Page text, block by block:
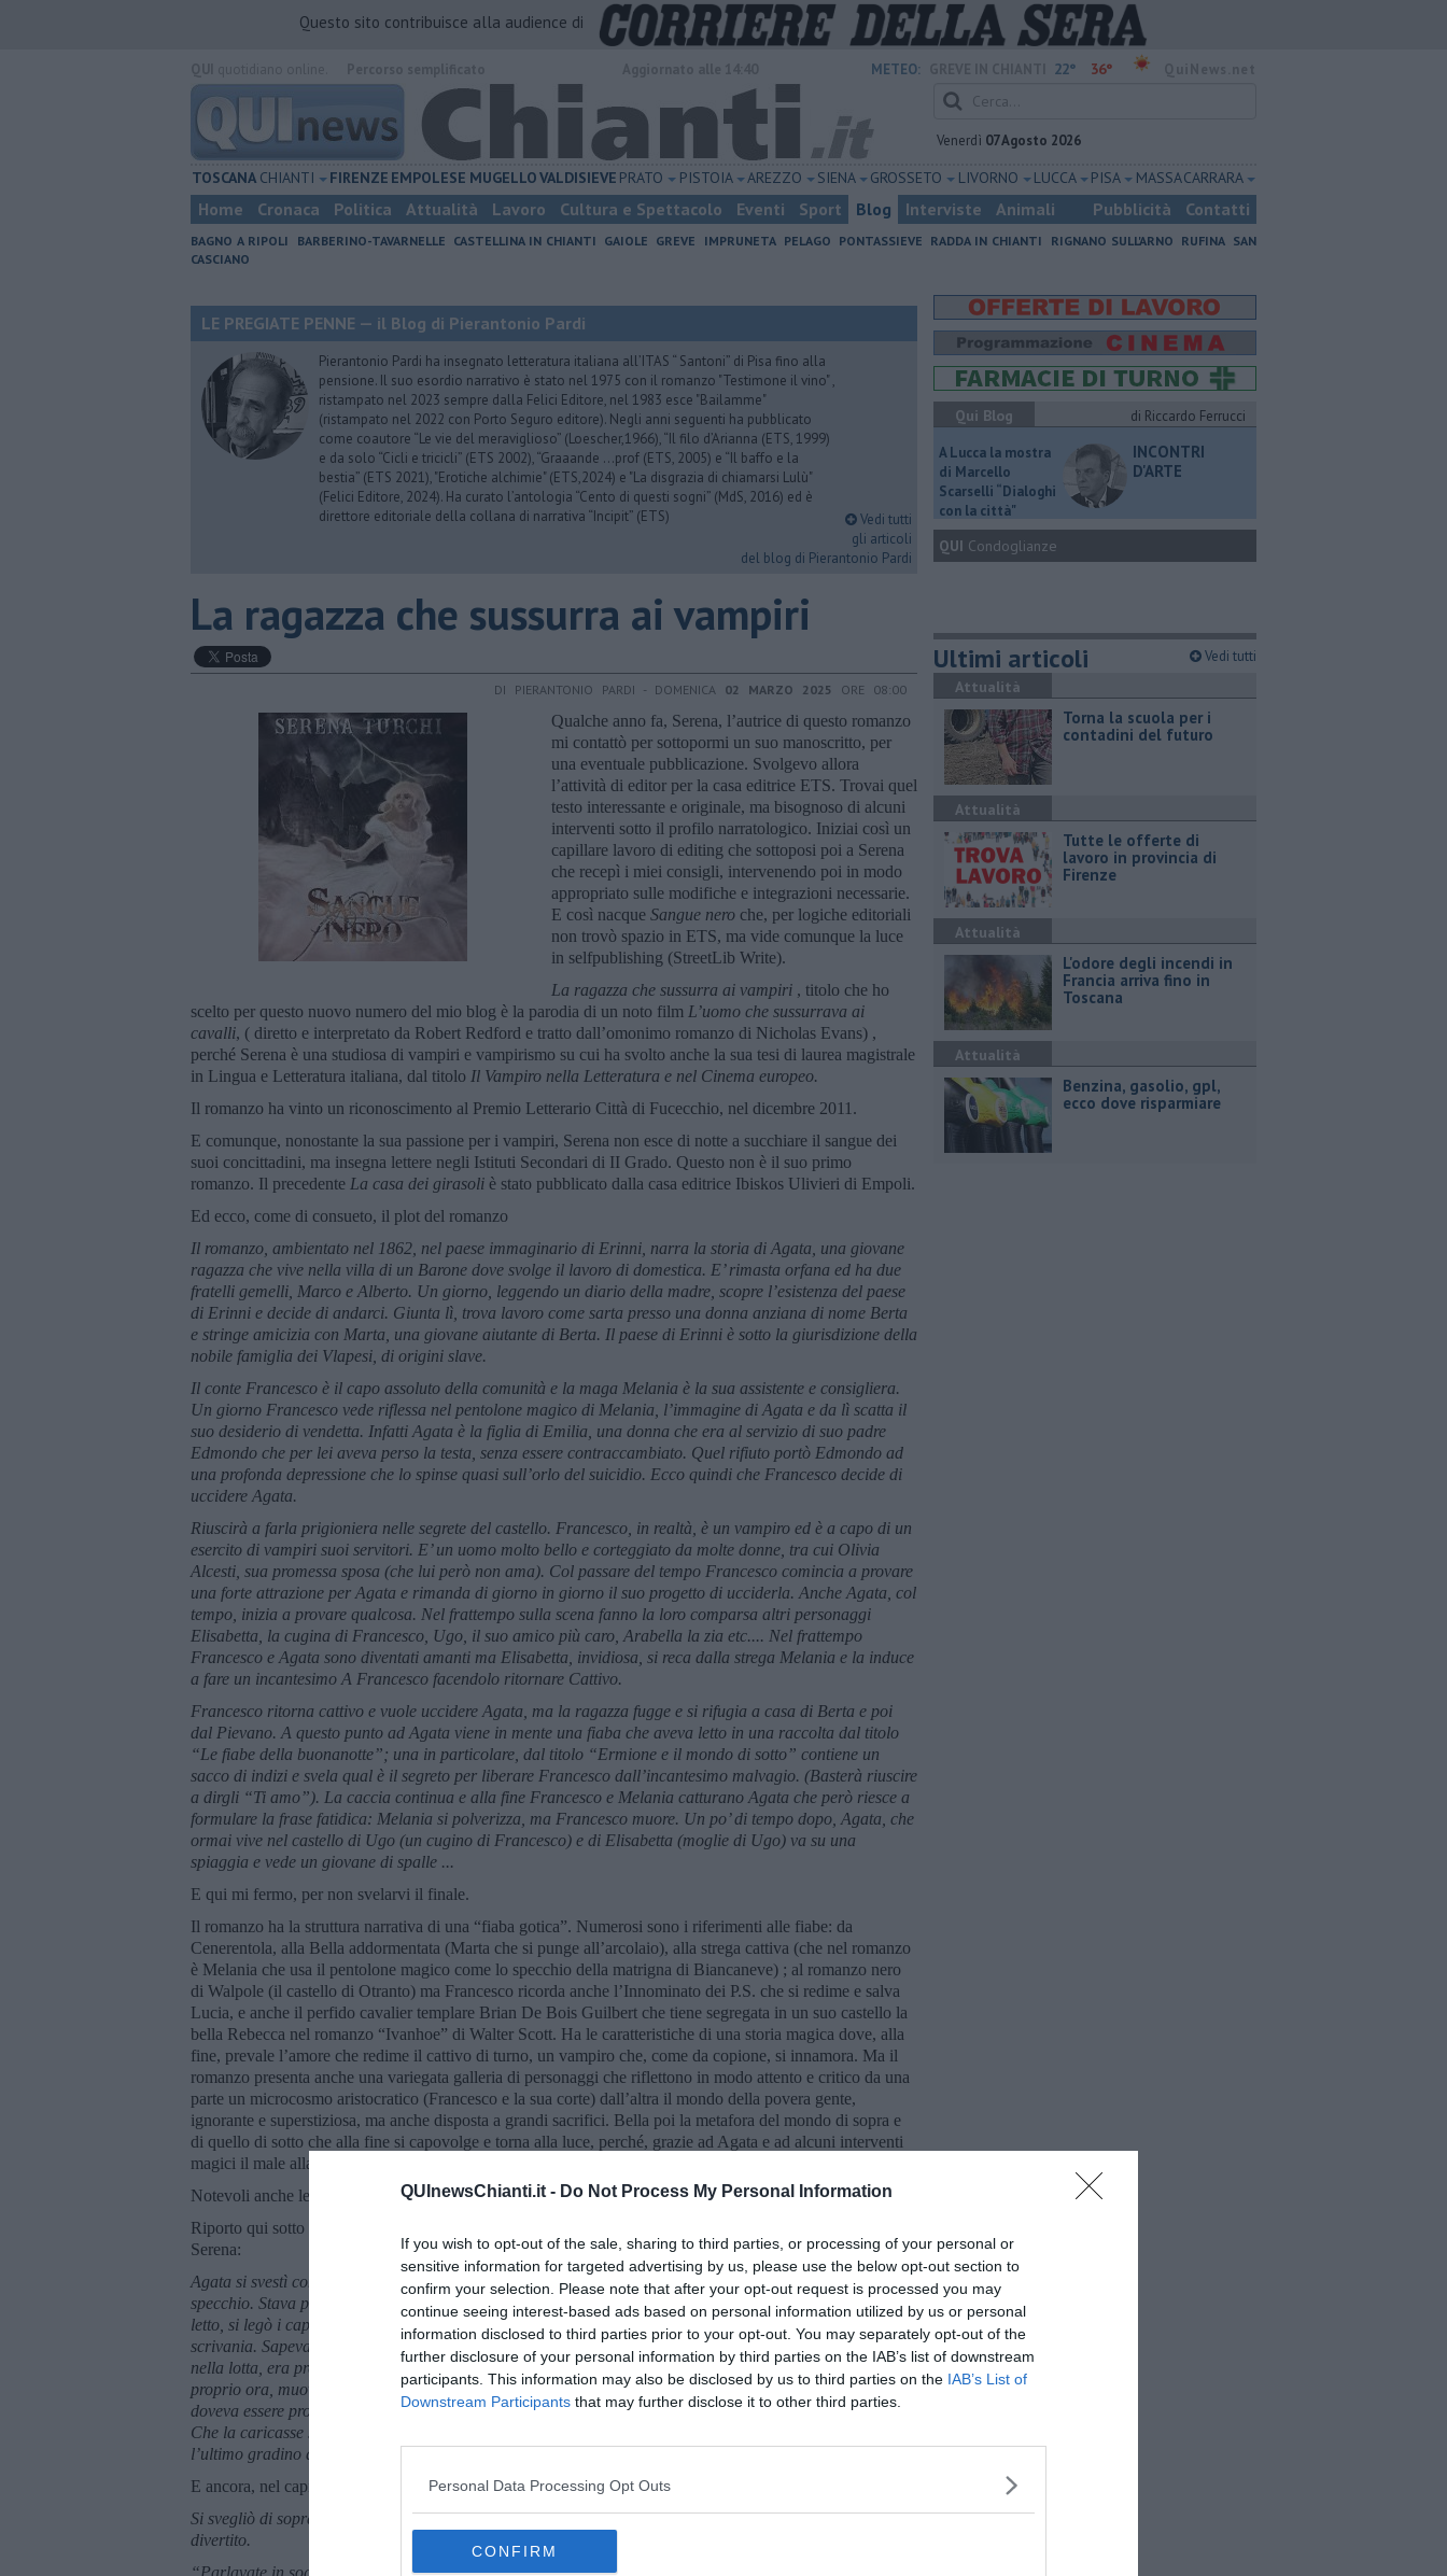
QUInewsChianti.it - Do Not Process My Personal Information
If you wish to opt-out of the sale, sharing to third parties, or processing of your personal or
sensitive information for targeted advertising by us, please use the below opt-out section to
confirm your selection. Please note that after your opt-out request is processed you may
continue seeing interest-based ads based on personal information utilized by us or personal
information disclosed to third parties prior to your opt-out. You may separately opt-out of the
further disclosure of your personal information by third parties on the IAB’s list of downstream
participants. This information may also be disclosed by us to third parties on the IAB’s List of
Downstream Participants that may further disclose it to other third parties.
Personal Data Processing Opt Outs
CONFIRM
Questo sito contribuisce alla audience di
METEO: 22° 36°
Venerdì 07 Agosto 2026
TOSCANA CHIANTI FIRENZE EMPOLESE MUGELLOVALDISIEVE PRATO PISTOIA AREZZO SIENA GROSSETO LIVORNO LUCCA PISA MASSA CARRARA
Home Cronaca Politica Attualità Lavoro Cultura e Spettacolo Eventi Sport Blog Interviste Animali Pubblicità Contatti
BAGNO A RIPOLI BARBERINO-TAVARNELLE CASTELLINA IN CHIANTI GAIOLE GREVE IMPRUNETA PELAGO PONTASSIEVE RADDA IN CHIANTI RIGNANO SULL'ARNO RUFINA SAN
CASCIANO
LE PREGIATE PENNE — il Blog di Pierantonio Pardi
Pierantonio Pardi ha insegnato letteratura italiana all’ITAS “ Santoni” di Pisa fino alla
pensione. Il suo esordio narrativo è stato nel 1975 con il romanzo "Testimone il vino" ,
ristampato nel 2023 sempre dalla Felici Editore, nel 1983 esce "Bailamme"
(ristampato nel 2022 con Porto Seguro editore). Negli anni seguenti ha pubblicato
come coautore “Le vie del meraviglioso” (Loescher,1966), “Il filo d’Arianna (ETS, 1999)
e da solo “Cicli e tricicli” (ETS 2002), “Graaande …prof (ETS, 2005) e “Il baffo e la
bestia” (ETS 2021), "Erotiche alchimie" (ETS,2024) e "La disgrazia di chiamarsi Lulù"
(Felici Editore, 2024). Ha curato l’antologia “Cento di questi sogni” (MdS, 2016) ed è
direttore editoriale della collana di narrativa “Incipit” (ETS)
Vedi tutti
gli articoli
del blog di Pierantonio Pardi
​La ragazza che sussurra ai vampiri
DI PIERANTONIO PARDI - DOMENICA 02 MARZO 2025 ORE 08:00
Qualche anno fa, Serena, l’autrice di questo romanzo
mi contattò per sottopormi un suo manoscritto, per
una eventuale pubblicazione. Svolgevo allora
l’attività di editor per la casa editrice ETS. Trovai quel
testo interessante e originale, ma bisognoso di alcuni
interventi sotto il profilo narratologico. Iniziai così un
capillare lavoro di editing che sottoposi poi a Serena
che recepì i miei consigli, intervenendo poi in modo
appropriato sulle modifiche e integrazioni necessarie.
E così nacque Sangue nero che, per logiche editoriali
non trovò spazio in ETS, ma vide comunque la luce
in selfpublishing (StreetLib Write).
La ragazza che sussurra ai vampiri , titolo che ho
scelto per questo nuovo numero del mio blog è la parodia di un noto film L’uomo che sussurrava ai
cavalli, ( diretto e interpretato da Robert Redford e tratto dall’omonimo romanzo di Nicholas Evans) ,
perché Serena è una studiosa di vampiri e vampirismo su cui ha svolto anche la sua tesi di laurea magistrale
in Lingua e Letteratura italiana, dal titolo Il Vampiro nella Letteratura e nel Cinema europeo.
Il romanzo ha vinto un riconoscimento al Premio Letterario Città di Fucecchio, nel dicembre 2011.
E comunque, nonostante la sua passione per i vampiri, Serena non esce di notte a succhiare il sangue dei
suoi concittadini, ma insegna lettere negli Istituti Secondari di II Grado. Questo non è il suo primo
romanzo. Il precedente La casa dei girasoli è stato pubblicato dalla casa editrice Ibiskos Ulivieri di Empoli.
Ed ecco, come di consueto, il plot del romanzo
Il romanzo, ambientato nel 1862, nel paese immaginario di Erinni, narra la storia di Agata, una giovane
ragazza che vive nella villa di un Barone dove svolge il lavoro di domestica. E’ rimasta orfana ed ha due
fratelli gemelli, Marco e Alberto. Un giorno, leggendo un diario della madre, scopre l’esistenza del paese
di Erinni e decide di andarci. Giunta lì, trova lavoro come sarta presso una donna anziana di nome Berta
e stringe amicizia con Marta, una giovane aiutante di Berta. Il paese di Erinni è sotto la giurisdizione della
nobile famiglia dei Vlapesi, di origini slave.
Il conte Francesco è il capo assoluto della comunità e la maga Melania è la sua assistente e consigliera.
Un giorno Francesco vede riflessa nel pentolone magico di Melania, l’immagine di Agata e da lì scatta il
suo desiderio di vendetta. Infatti Agata è la figlia di Emilia, una donna che era al servizio di suo padre
Edmondo che per lei aveva perso la testa, senza essere contraccambiato. Quel rifiuto portò Edmondo ad
una profonda depressione che lo spinse quasi sull’orlo del suicidio. Ecco quindi che Francesco decide di
uccidere Agata.
Riuscirà a farla prigioniera nelle segrete del castello. Francesco, in realtà, è un vampiro ed è a capo di un
esercito di vampiri suoi servitori. E’ un uomo molto bello e corteggiato da molte donne, tra cui Olivia
Alcesti, sua promessa sposa (che lui però non ama). Col passare del tempo Francesco comincia a provare
una forte attrazione per Agata e rimanda di giorno in giorno il suo progetto di ucciderla. Anche Agata, col
tempo, inizia a provare qualcosa. Nel frattempo sulla scena fanno la loro comparsa altri personaggi
Elisabetta, la cugina di Francesco, Ugo, il suo amico più caro, Arabella la zia etc.... Nel frattempo
Francesco e Agata sono diventati amanti ma Elisabetta, invidiosa, si reca dalla strega Melania e la induce
a fare un incantesimo A Francesco facendolo ritornare Cattivo.
Francesco ritorna cattivo e vuole uccidere Agata, ma la ragazza fugge e si rifugia a casa di Berta e poi
dal Pievano. A questo punto ad Agata viene in mente una fiaba che aveva letto in una raccolta dal titolo
“Le fiabe della buonanotte”; una in particolare, dal titolo “Ermione e il mondo di sotto” contiene un
sacco di indizi e svela qual è il segreto per liberare Francesco dall’incantesimo malvagio. (Basterà riuscire
a dirgli “Ti amo”). La caccia continua e alla fine Francesco e Melania catturano Agata che però riesce a
formulare la frase fatidica: Melania si polverizza, ma Francesco muore. Un po’ di tempo dopo, Agata, che
ormai vive nel castello di Ugo (un cugino di Francesco) e di Elisabetta (moglie di Ugo) va su una
spiaggia e vede un giovane di spalle ...
E qui mi fermo, per non svelarvi il finale.
Il romanzo ha la struttura narrativa di una “fiaba gotica”. Numerosi sono i riferimenti alle fiabe: da
Cenerentola, alla Bella addormentata (Marta che si punge all’arcolaio), alla strega cattiva (che nel romanzo
è Melania che usa il pentolone magico come lo specchio della matrigna di Biancaneve) ; al romanzo nero
di Walpole (il castello di Otranto) ma Francesco ricorda anche l’Innominato dei P.S. che si redime e salva
Lucia, e anche il perfido cavalier templare Brian De Bois Guilbert che tiene segregata in un suo castello la
bella Rebecca nel romanzo “Ivanhoe” di Walter Scott. Ha le caratteristiche di una storia magica dove, alla
fine, prevale l’amore che redime il cattivo di turno, un vampiro che, come da copione, si innamora. Ma il
romanzo presenta anche una variegata galleria di personaggi che riflettono in modo attento e critico da una
parte un microcosmo aristocratico (Francesco e la sua corte) dall’altra il mondo della povera gente,
ignorante e superstiziosa, ma anche disposta a grandi sacrifici. Bella poi la metafora del mondo di sopra e
di quello di sotto che alla fine si capovolge e torna alla luce, perché, grazie ad Agata e ad alcuni interventi
magici il male alla fine è stato sconfitto.
Notevoli anche le descrizioni e gli elementi di suspense.
Riporto qui sotto un brano del romanzo, tratto dal capitolo
Serena:
Agata si svestì con calma e indossò la camicia da notte, sciolse e pettinò con cura i capelli di fronte allo
specchio. Stava per coricarsi, quando sentì un rumore provenire dal piano di sotto, dalla cucina. Scese dal
letto, si legò i capelli frettolosamente e impugnò un bastone di legno che teneva sempre vicino alla
scrivania. Sapeva che, se fosse entrato un ladro, un bastone di legno nelle mani di una giovane inesperta
nella lotta, era pressoché inutile. Si sentì cedere le gambe e bisbigliò: “Non vi azzardate ad abbandonarmi
proprio ora, muovetevi, invece di stare impalate e tremolanti”. Non era il momento di tremare di paura,
doveva essere pronta ad un possibile attacco (…) Se la morte era dietro l’angolo allora doveva sfidarla.
Che la caricasse sul carro infernale, lei era lì ad aspettarla. Il cuore sembrò fermarsi, quando scese
l’ultimo gradino delle ripide scale che portavano di sotto.
E ancora, nel capitolo
Faccia a faccia,ecco come viene descritto l’incontro con il conte:
Si svegliò di soprassalto. Qualcuno l’aveva scossa. Il conte era piazzato di fronte a lei e la guardava
divertito.
“Parlavate in sogno, eravate piuttosto bella” disse il conte. La morte le sorrideva a trentacinque denti.
Qui Blog
di Riccardo Ferrucci
A Lucca la mostra
di Marcello
Scarselli “Dialoghi
con la città"
INCONTRI
D'ARTE
QUI Condoglianze
Ultimi articoli Vedi tutti
Attualità
Torna la scuola per i
contadini del futuro
Attualità
​Tutte le offerte di
lavoro in provincia di
Firenze
Attualità
L'odore degli incendi in
Francia arriva fino in
Toscana
Attualità
​Benzina, gasolio, gpl,
ecco dove risparmiare